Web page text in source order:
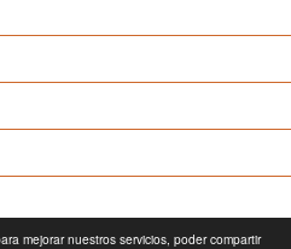
mejorar nuestros servicios, poder compartir